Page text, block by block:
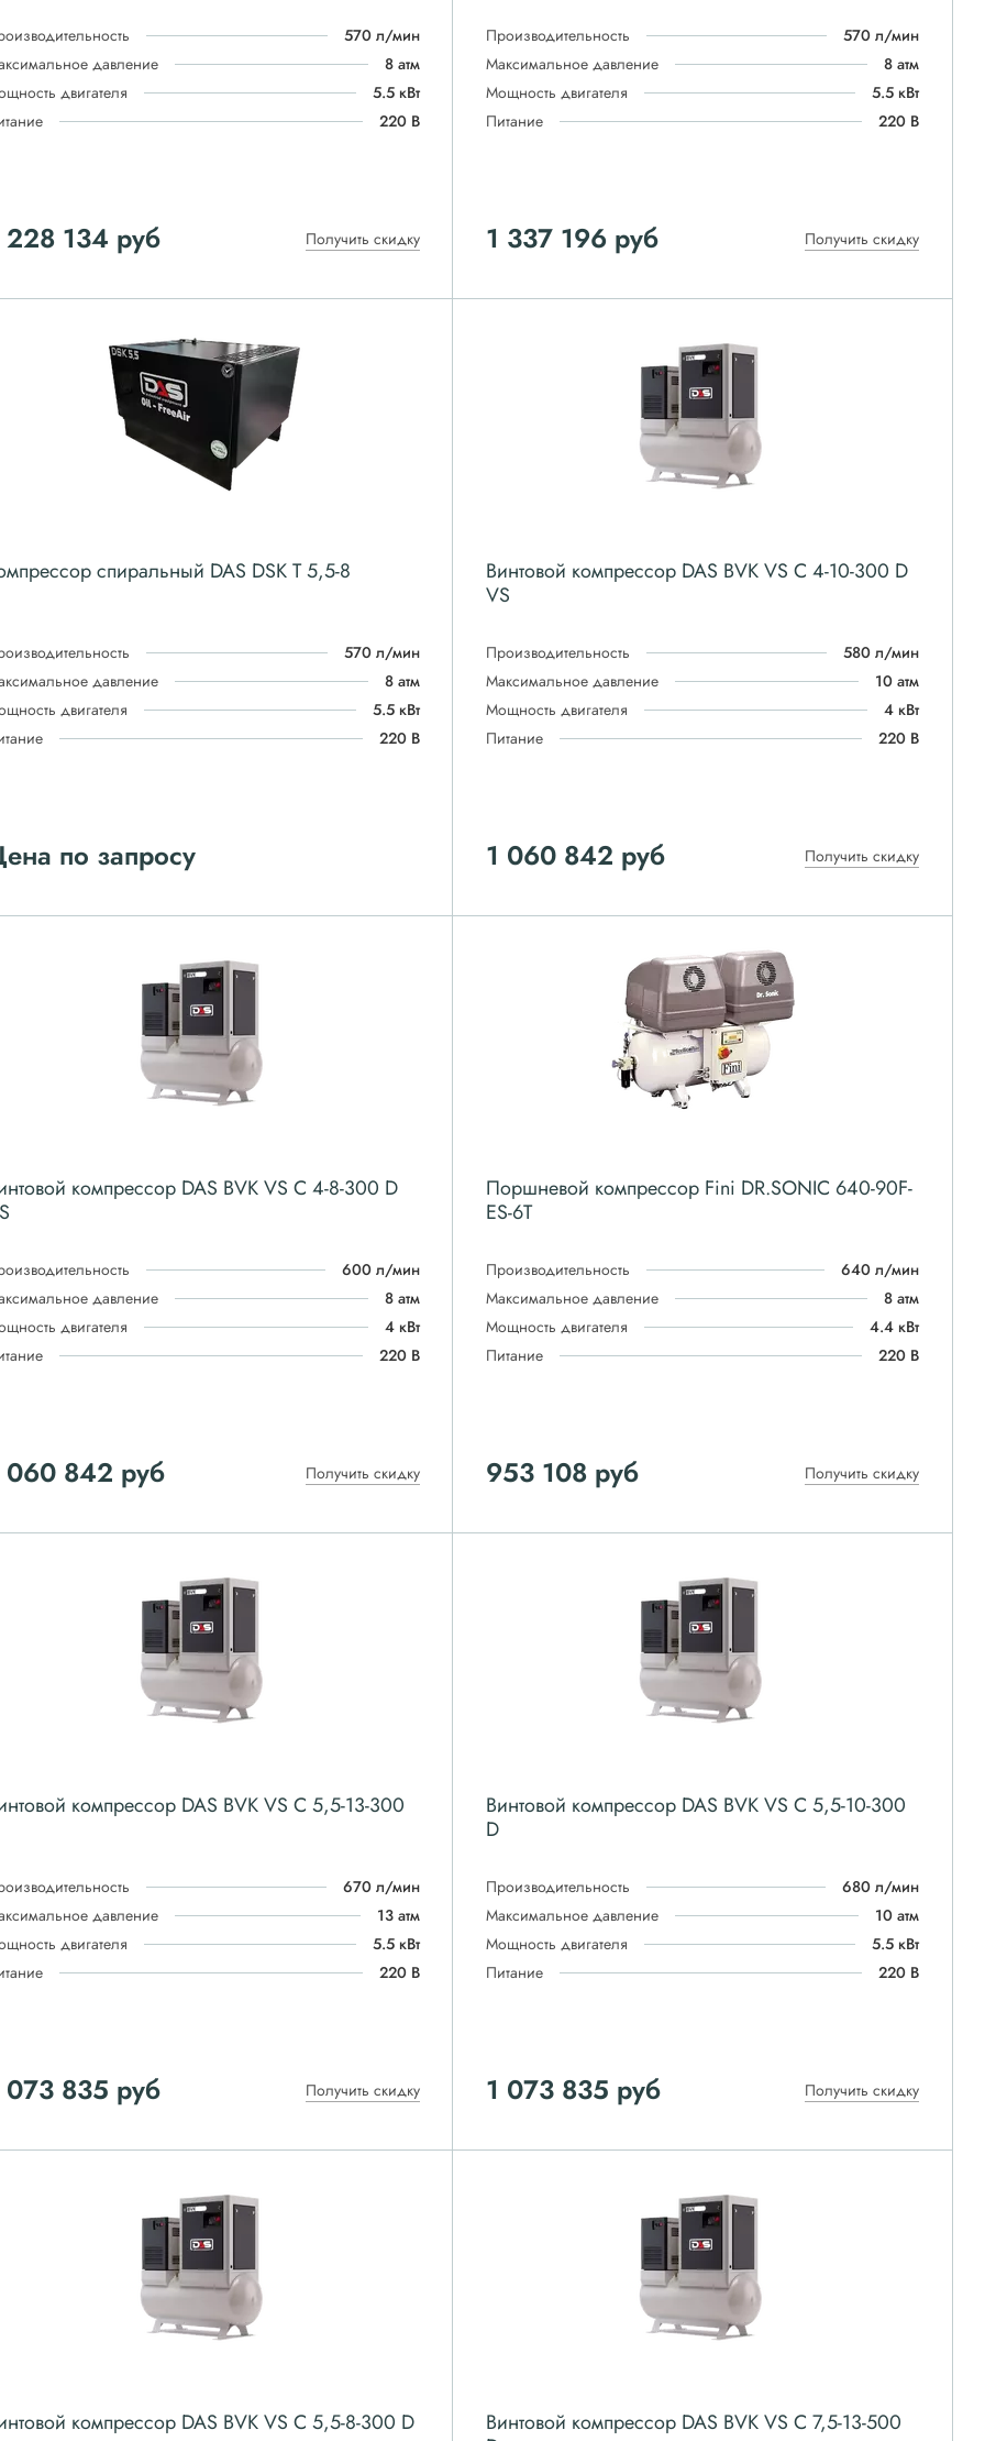
570 л/мин
давление
8 атм
двигателя
5.5 кВт
220 В
228 134 руб Получить скидку
Производительность
570 л/мин
Максимальное давление
8 атм
Мощность двигателя
5.5 кВт
Питание
220 В
1 337 196руб Получить скидку
спиральный DAS DSK T 5,5-8
570 л/мин
давление
8 атм
двигателя
5.5 кВт
220 В
по запросу
Винтовой компрессор DAS BVK VS C 4-10-300 D
VS
Производительность
580 л/мин
Максимальное давление
10 атм
Мощность двигателя
4 кВт
Питание
220 В
1 060 842 руб Получить скидку
компрессор DAS BVK VS C 4-8-300 D
600 л/мин
давление
8 атм
двигателя
4 кВт
220 В
060 842 руб Получить скидку
Поршневой компрессор Fini DR.SONIC 640-90F-
ES-6T
Производительность
640 л/мин
Максимальное давление
8 атм
Мощность двигателя
4.4 кВт
Питание
220 В
953 108руб Получить скидку
компрессор DAS BVK VS C 5,5-13-300
670 л/мин
давление
13 атм
двигателя
5.5 кВт
220 В
073 835 руб Получить скидку
Винтовой компрессор DAS BVK VS C 5,5-10-300
D
Производительность
680 л/мин
Максимальное давление
10 атм
Мощность двигателя
5.5 кВт
Питание
220 В
1 073 835 руб Получить скидку
компрессор DAS BVK VS C 5,5-8-300 D
Винтовой компрессор DAS BVK VS C 7,5-13-500